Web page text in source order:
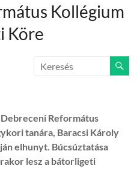
Kollégium
Köre
Református
tanára, Baracsi Károly
elhunyt. Búcsúztatása
lesz a bátorligeti